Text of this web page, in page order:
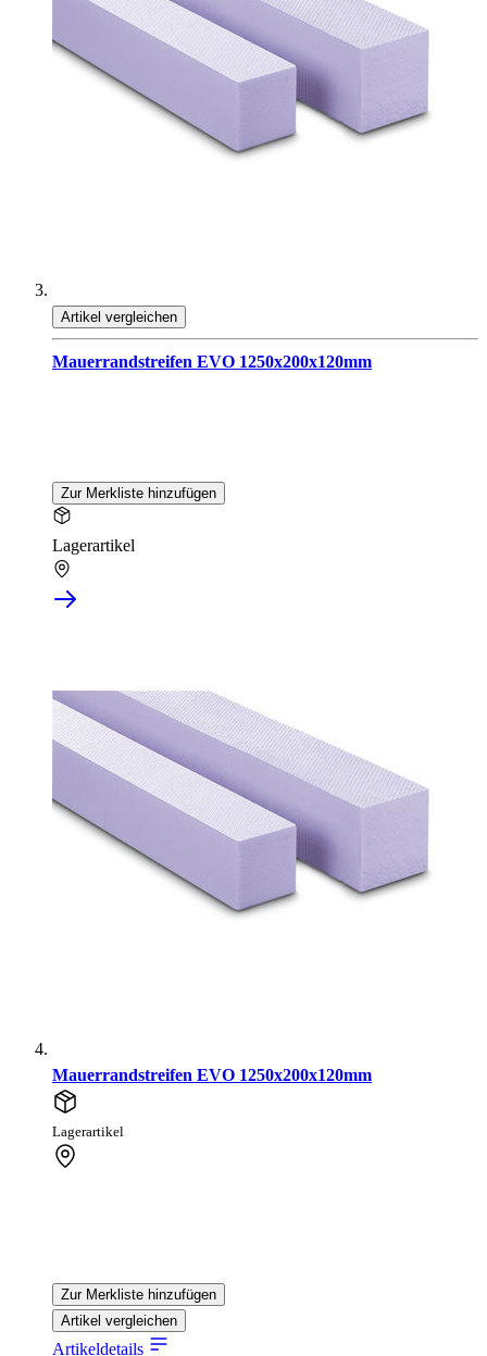
Artikel vergleichen
Mauerrandstreifen EVO 1250x200x120mm
Zur Merkliste hinzufügen
Lagerartikel
Mauerrandstreifen EVO 1250x200x120mm
Lagerartikel
Zur Merkliste hinzufügen
Artikel vergleichen
Artikeldetails